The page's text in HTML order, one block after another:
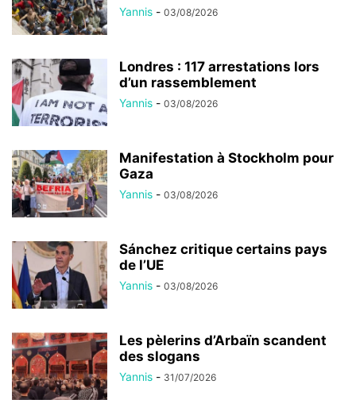
Yannis - 03/08/2026
Londres : 117 arrestations lors
d’un rassemblement
Yannis - 03/08/2026
Manifestation à Stockholm pour
Gaza
Yannis - 03/08/2026
Sánchez critique certains pays
de l’UE
Yannis - 03/08/2026
Les pèlerins d’Arbaïn scandent
des slogans
Yannis - 31/07/2026